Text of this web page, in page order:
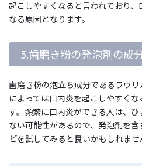
起こしやすくなると言われており
なる原因となります。
5.歯磨き粉の発泡剤の成
歯磨き粉の泡立ち成分であるラウ
によっては口内炎を起こしやすく
す。頻繁に口内炎ができる人は、
ない可能性があるので、発泡剤を
どを試してみると良いかもしれませ